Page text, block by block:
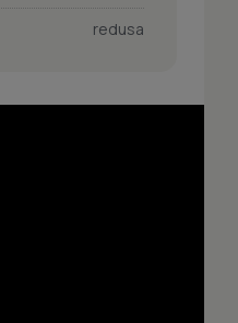
redusa